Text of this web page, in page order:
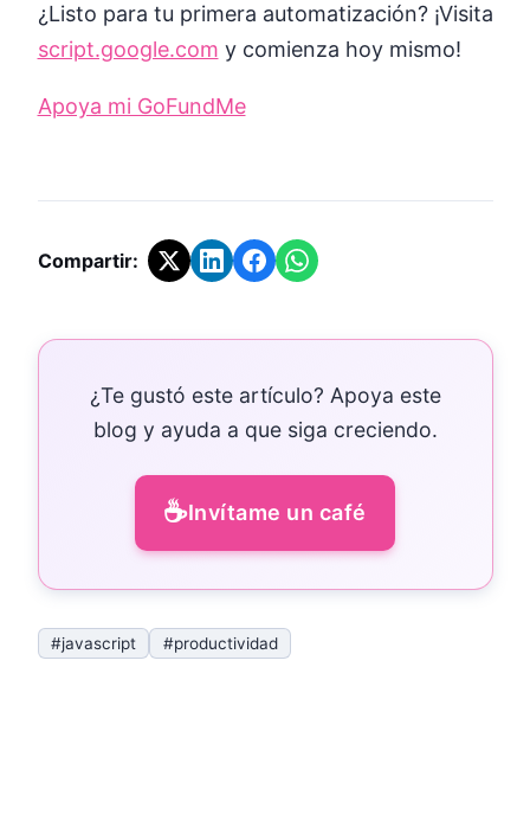
¿Listo para tu primera automatización? ¡Visita
script.google.com y comienza hoy mismo!
Apoya mi GoFundMe
Compartir:
¿Te gustó este artículo? Apoya este
blog y ayuda a que siga creciendo.
☕Invítame un café
#javascript #productividad